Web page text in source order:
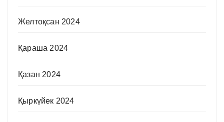
Желтоқсан 2024
Қараша 2024
Қазан 2024
Қыркүйек 2024